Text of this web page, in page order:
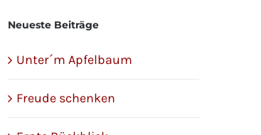
Neueste Beiträge
Unter´m Apfelbaum
Freude schenken